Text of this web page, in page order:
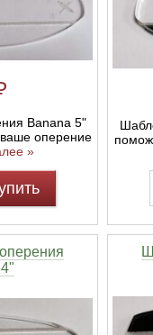
Banana 5"
оперение
»